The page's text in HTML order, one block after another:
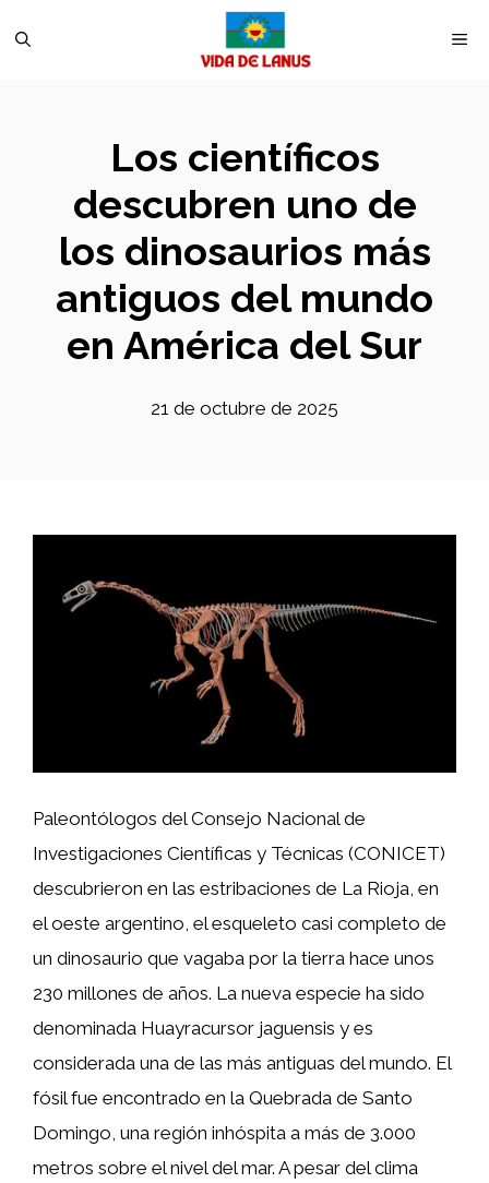
Los científicos
descubren uno de
los dinosaurios más
antiguos del mundo
en América del Sur
21 de octubre de 2025
Paleontólogos del Consejo Nacional de
Investigaciones Científicas y Técnicas (CONICET)
descubrieron en las estribaciones de La Rioja, en
el oeste argentino, el esqueleto casi completo de
un dinosaurio que vagaba por la tierra hace unos
230 millones de años. La nueva especie ha sido
denominada Huayracursor jaguensis y es
considerada una de las más antiguas del mundo. El
fósil fue encontrado en la Quebrada de Santo
Domingo, una región inhóspita a más de 3.000
metros sobre el nivel del mar. A pesar del clima